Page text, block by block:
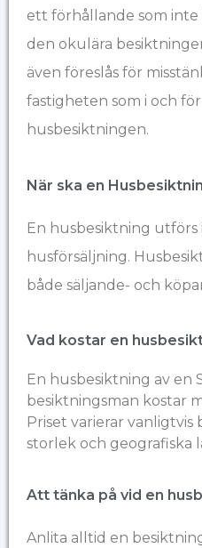
ett förhållande som
den okulära
även föreslås för
fastigheten som i och
husbesiktningen.
När ska en
En husbesiktning utförs
husförsäljning.
både säljande- och
Vad kostar en
En husbesiktning av en
besiktningsman kostar
Priset varierar
storlek och geografiska
Att tänka på vid en
Anlita alltid en